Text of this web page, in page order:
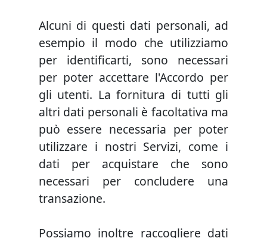
Alcuni di questi dati personali, ad
esempio il modo che utilizziamo
per identificarti, sono necessari
per poter accettare l'Accordo per
gli utenti. La fornitura di tutti gli
altri dati personali è facoltativa ma
può essere necessaria per poter
utilizzare i nostri Servizi, come i
dati per acquistare che sono
necessari per concludere una
transazione.
Possiamo inoltre raccogliere dati